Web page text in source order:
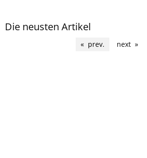
Die neusten Artikel
prev. page 9
next